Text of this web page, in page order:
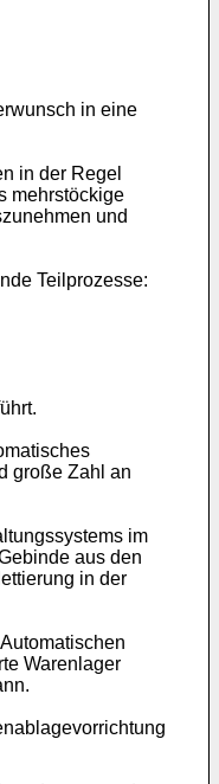
in eine
in der Regel
mehrstöckige
und
Teilprozesse:
große Zahl an
im
aus den
in der
Warenlager